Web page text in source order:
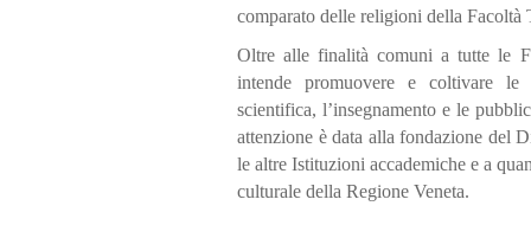
comparato delle religioni della Facoltà
Oltre alle finalità comuni a tutte le
intende promuovere e coltivare le
scientifica, l’insegnamento e le
attenzione è data alla fondazione del
le altre Istituzioni accademiche e a
culturale della Regione Veneta.